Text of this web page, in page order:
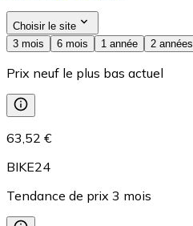
Choisir le site
3 mois
6 mois 1 année 2 années
Prix neuf le plus bas actuel
63,52 €
BIKE24
Tendance de prix 3 mois